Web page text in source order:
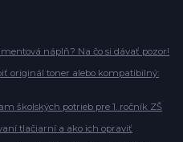
náplň? Na čo si dávať pozor!
originál toner alebo kompatibilný:
školských potrieb pre 1. ročník ZŠ
tlačiarní a ako ich opraviť